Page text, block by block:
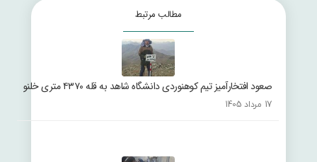
مطالب مرتبط
صعود افتخارآمیز تیم کوهنوردی دانشگاه شاهد به قله ۴۳۷۰ متری خلنو
17 مرداد 1405